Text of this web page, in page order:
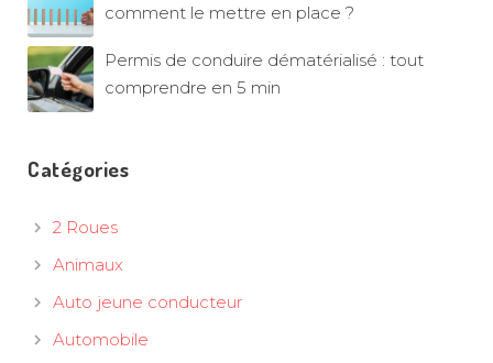
comment le mettre en place ?
Permis de conduire dématérialisé : tout
comprendre en 5 min
Catégories
2 Roues
Animaux
Auto jeune conducteur
Automobile